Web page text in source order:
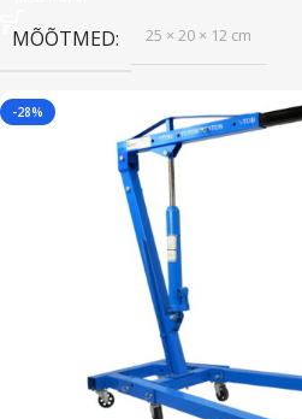
MÕÕTMED 25 × 20 × 12 cm
-28%